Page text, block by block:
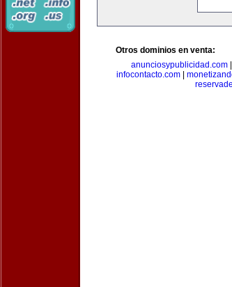
Otros dominios en venta:
anunciosypublicidad.com|
infocontacto.com